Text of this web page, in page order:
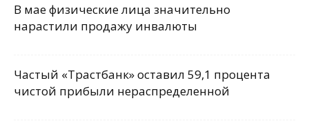
В мае физические лица значительно
нарастили продажу инвалюты
Частый «Трастбанк» оставил 59,1 процента
чистой прибыли нераспределенной